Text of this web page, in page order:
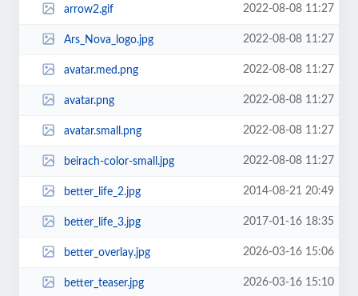
arrow2.gif 2022-08-08 11:27
Ars_Nova_logo.jpg 2022-08-08 11:27
avatar.med.png 2022-08-08 11:27
avatar.png 2022-08-08 11:27
avatar.small.png 2022-08-08 11:27
beirach-color-small.jpg 2022-08-08 11:27
better_life_2.jpg 2014-08-21 20:49
better_life_3.jpg 2017-01-16 18:35
better_overlay.jpg 2026-03-16 15:06
better_teaser.jpg 2026-03-16 15:10